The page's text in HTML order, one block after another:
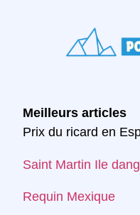
Meilleurs articles
Prix du ricard en
Saint Martin Ile
Requin Mexique